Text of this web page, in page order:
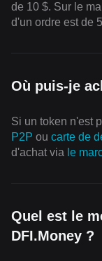
de 10 $. Sur le
d'un ordre est de
Où puis-je
Si un token n'est
P2P ou carte de
d'achat via le
Quel est le
DFI.Money ?